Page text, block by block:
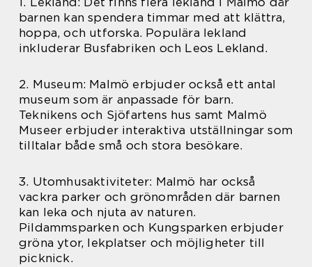
barnen kan spendera timmar med att klättra,
hoppa, och utforska. Populära lekland
inkluderar Busfabriken och Leos Lekland.
2. Museum: Malmö erbjuder också ett antal
museum som är anpassade för barn.
Teknikens och Sjöfartens hus samt Malmö
Museer erbjuder interaktiva utställningar som
tilltalar både små och stora besökare.
3. Utomhusaktiviteter: Malmö har också
vackra parker och grönområden där barnen
kan leka och njuta av naturen.
Pildammsparken och Kungsparken erbjuder
gröna ytor, lekplatser och möjligheter till
picknick.